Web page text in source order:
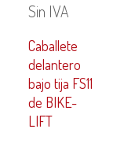
Sin IVA
Caballete
delantero
bajo tija FS11
de BIKE-
LIFT